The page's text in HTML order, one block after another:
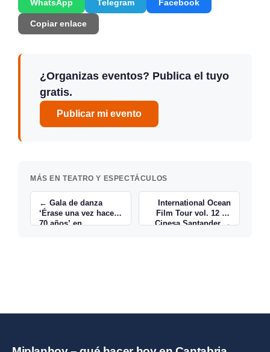
WhatsApp Telegram Facebook
Copiar enlace
¿Organizas eventos? Publica el tuyo
gratis.
Publicar mi evento
MÁS EN TEATRO Y ESPECTÁCULOS
← Gala de danza
‘Érase una vez hace
70 años’ en
International Ocean
Film Tour vol. 12 en
Cinesa Santander →